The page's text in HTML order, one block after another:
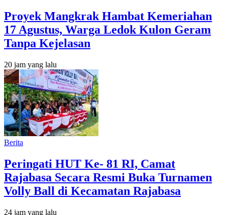
‎Proyek Mangkrak Hambat Kemeriahan
17 Agustus, Warga Ledok Kulon Geram
Tanpa Kejelasan
20 jam yang lalu
Berita
Peringati HUT Ke- 81 RI, Camat
Rajabasa Secara Resmi Buka Turnamen
Volly Ball di Kecamatan Rajabasa
24 jam yang lalu